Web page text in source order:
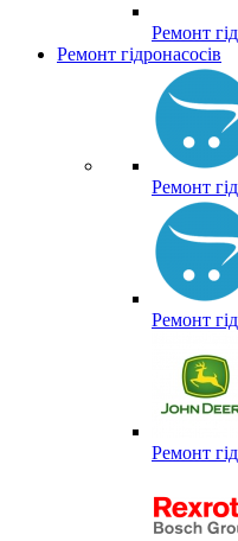
Ремонт
Ремонт гідронасосів
Ремонт
Ремонт
Ремонт